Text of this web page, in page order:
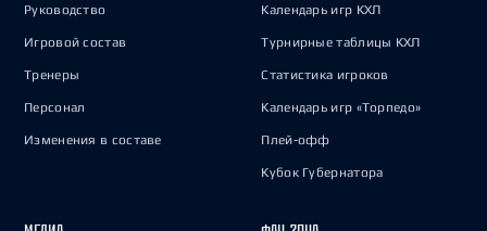
Руководство
Игровой состав
Тренеры
Персонал
Изменения в составе
Календарь игр КХЛ
Турнирные таблицы КХЛ
Статистика игроков
Календарь игр «Торпедо»
Плей-офф
Кубок Губернатора